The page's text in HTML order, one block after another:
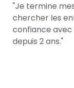
Je termine
chercher les
confiance avec
depuis 2 ans.